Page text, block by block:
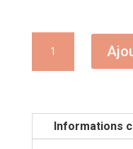
Informations